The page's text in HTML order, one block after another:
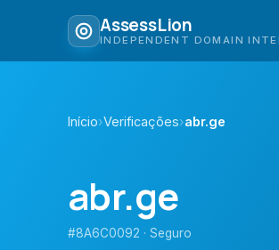
AssessLion
Início›Verificações›abr.ge
abr.ge
#8A6C0092 · Seguro